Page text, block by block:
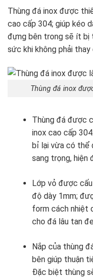
Thùng đá inox được
cao cấp 304; giúp kéo
đựng bên trong sẽ ít bị
sức khi không phải thay
Thùng đá inox
Thùng đá được
inox cao cấp
bỉ lại vừa có thể
sang trọng, hiện
Lớp vỏ được
độ dày 1mm;
form cách nhiệt
cho đá lâu tan
Nắp của thùng
bên giúp thuận
Đặc biệt thùng